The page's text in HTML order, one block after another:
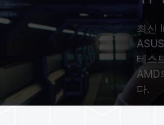
최신
테스
AMD
다.